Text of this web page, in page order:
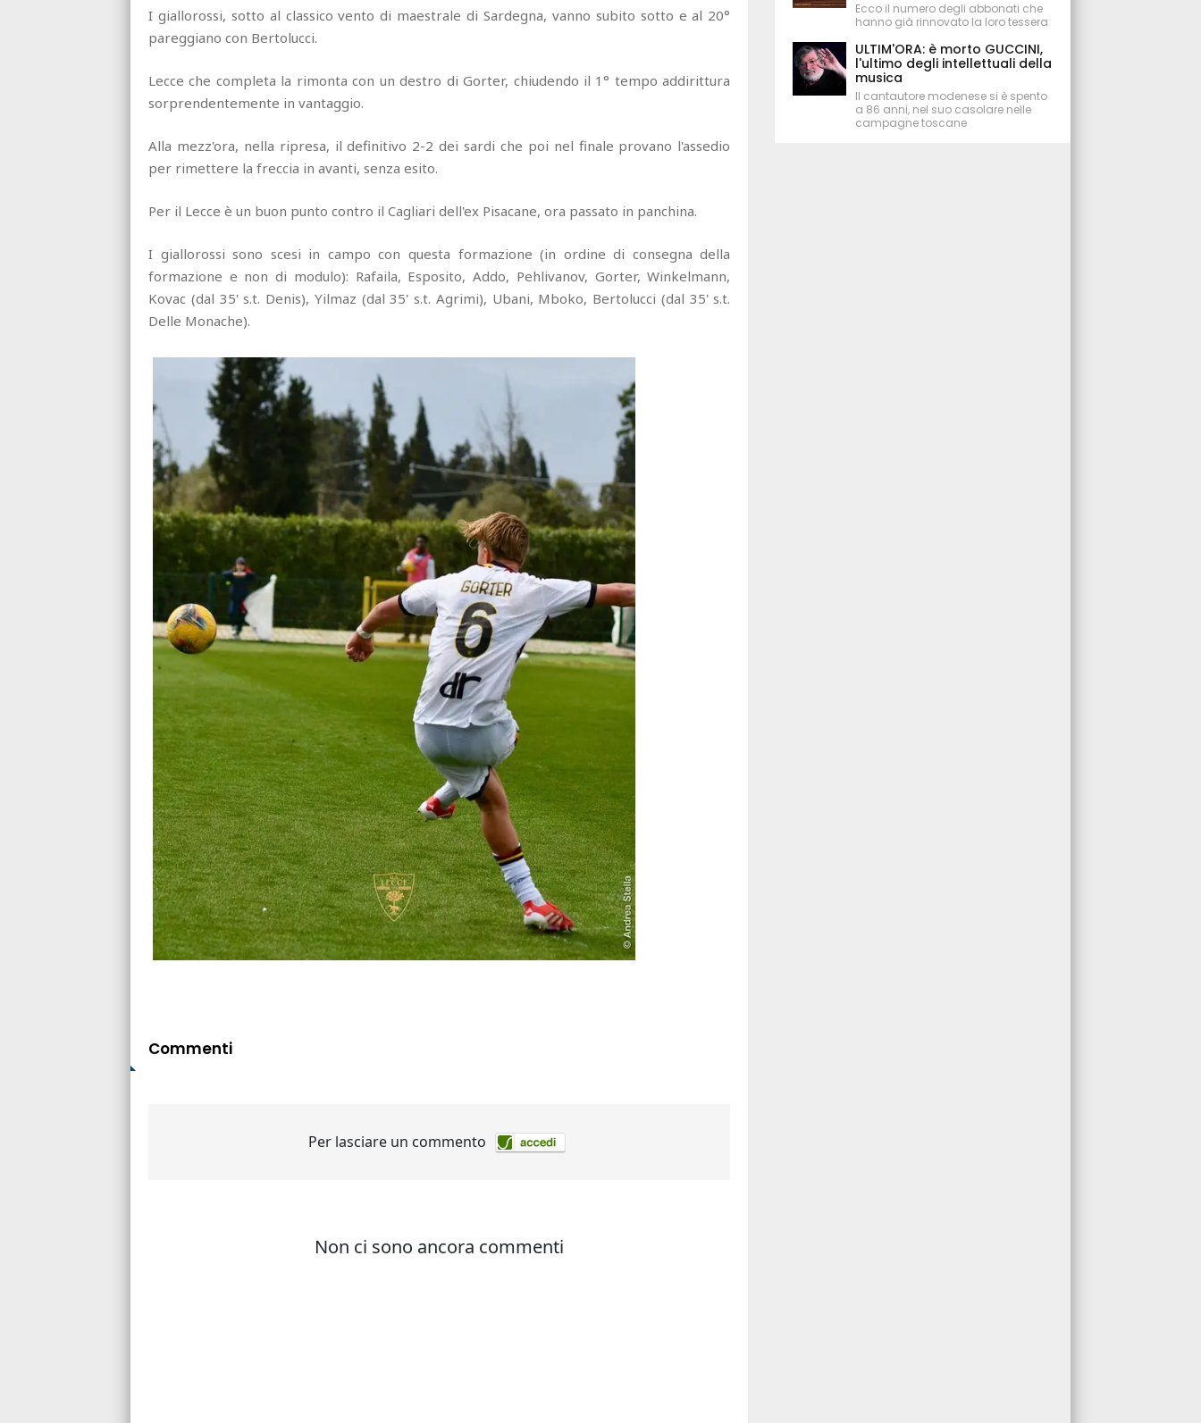
I giallorossi, sotto al classico vento di maestrale di Sardegna, vanno subito sotto e al 20°
pareggiano con Bertolucci.
Lecce che completa la rimonta con un destro di Gorter, chiudendo il 1° tempo addirittura
sorprendentemente in vantaggio.
Alla mezz'ora, nella ripresa, il definitivo 2-2 dei sardi che poi nel finale provano l'assedio
per rimettere la freccia in avanti, senza esito.
Per il Lecce è un buon punto contro il Cagliari dell'ex Pisacane, ora passato in panchina.
I giallorossi sono scesi in campo con questa formazione (in ordine di consegna della
formazione e non di modulo): Rafaila, Esposito, Addo, Pehlivanov, Gorter, Winkelmann,
Kovac (dal 35' s.t. Denis), Yilmaz (dal 35' s.t. Agrimi), Ubani, Mboko, Bertolucci (dal 35' s.t.
Delle Monache).
Commenti
Ecco il numero degli abbonati che
hanno già rinnovato la loro tessera
ULTIM'ORA: è morto GUCCINI,
l'ultimo degli intellettuali della
musica
Il cantautore modenese si è spento
a 86 anni, nel suo casolare nelle
campagne toscane